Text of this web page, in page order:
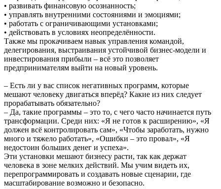
• развивать финансовую осознанность;
• управлять внутренними состояниями и эмоциями;
• работать с ограничивающими установками;
• действовать в условиях неопределённости.
Также мы прокачиваем навык управления командой,
делегирования, выстраивания устойчивой бизнес-модели и
инвестирования прибыли – всё это позволяет
предпринимателям выйти на новый уровень.
– Есть ли у вас список негативных программ, которые
мешают человеку двигаться вперёд? Какие из них следует
прорабатывать обязательно?
– Да, такие программы – это то, с чего часто начинается путь
трансформации. Среди них: «Я не готов к расширению», «Я
должен всё контролировать сам», «Чтобы заработать, нужно
много и тяжело работать», «Ошибки – это провал», «Я
недостоин больших денег и успеха».
Эти установки мешают бизнесу расти, так как держат
человека в зоне мелких действий. Мы учим видеть их,
перепрограммировать и создавать новые сценарии, где
масштабирование возможно и безопасно.